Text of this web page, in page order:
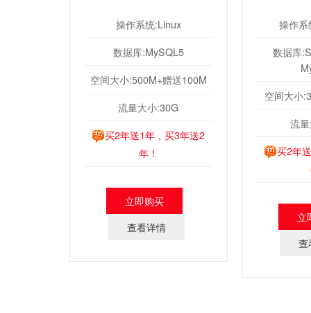
操作系统:Linux
数据库:MySQL5
空间大小:500M+赠送100M
流量大小:30G
买2年送1年，买3年送2
年！
立即购买
查看详情
操作
数据库
空间大小
流
买2年
立
查